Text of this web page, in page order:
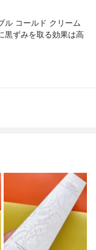
ル コールド クリーム
黒ずみを取る効果は高